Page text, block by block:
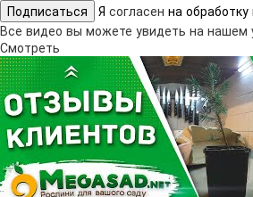
Подписаться Я согласен на
Все видео вы можете увидеть на нашем
Смотреть